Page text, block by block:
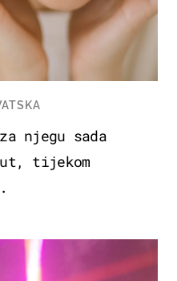
njegu sada
tijekom